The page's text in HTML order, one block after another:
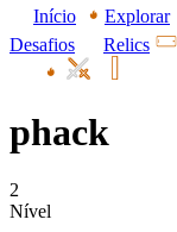
Início
Explorar
Desafios
Relics
phack
2
Nível